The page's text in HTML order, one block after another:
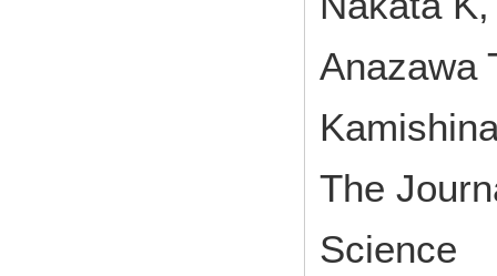
Anazawa
The
Science